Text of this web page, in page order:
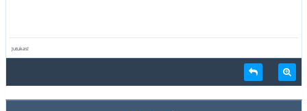
Jutukas!